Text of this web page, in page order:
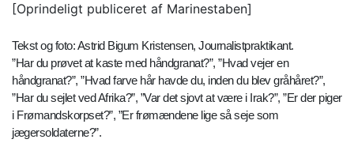
[Oprindeligt publiceret af Marinestaben]
Tekst og foto: Astrid Bigum Kristensen, Journalistpraktikant.
”Har du prøvet at kaste med håndgranat?”, ”Hvad vejer en
håndgranat?”, ”Hvad farve hår havde du, inden du blev gråhåret?”,
”Har du sejlet ved Afrika?”, ”Var det sjovt at være i Irak?”, ”Er der piger
i Frømandskorpset?”, ”Er frømændene lige så seje som
jægersoldaterne?”.